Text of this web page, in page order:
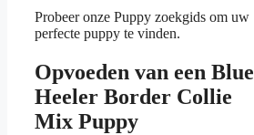
Probeer onze Puppy zoekgids om uw
perfecte puppy te vinden.
Opvoeden van een Blue
Heeler Border Collie
Mix Puppy